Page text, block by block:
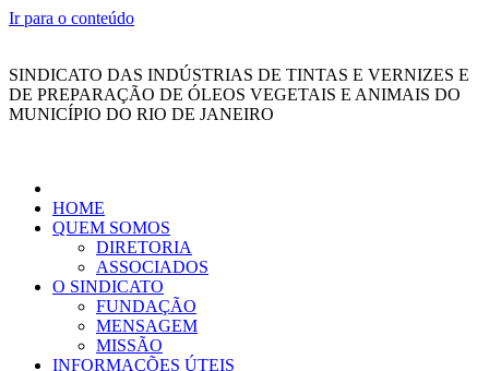
Ir para o conteúdo
SINDICATO DAS INDÚSTRIAS DE TINTAS E VERNIZES E
DE PREPARAÇÃO DE ÓLEOS VEGETAIS E ANIMAIS DO
MUNICÍPIO DO RIO DE JANEIRO
HOME
QUEM SOMOS
DIRETORIA
ASSOCIADOS
O SINDICATO
FUNDAÇÃO
MENSAGEM
MISSÃO
INFORMAÇÕES ÚTEIS